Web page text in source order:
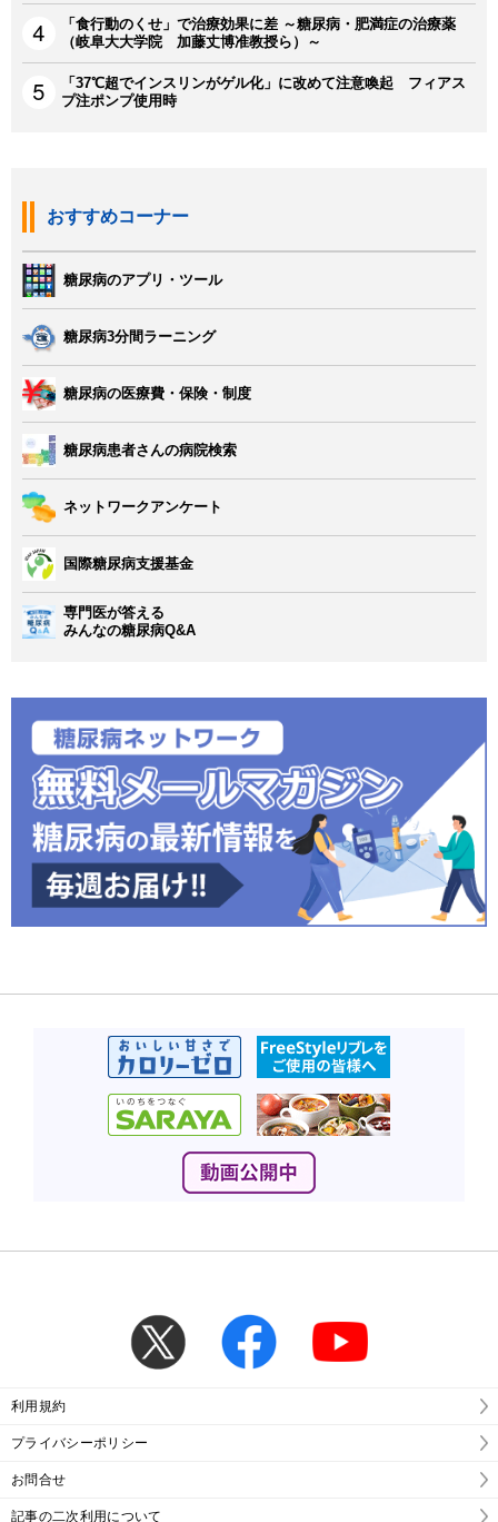
「食行動のくせ」で治療効果に差 ～糖尿病・肥満症の治療薬
（岐阜大大学院 加藤丈博准教授ら）～
「37℃超でインスリンがゲル化」に改めて注意喚起 フィアス
プ注ポンプ使用時
おすすめコーナー
糖尿病のアプリ・ツール
糖尿病3分間ラーニング
糖尿病の医療費・保険・制度
糖尿病患者さんの病院検索
ネットワークアンケート
国際糖尿病支援基金
専門医が答える
みんなの糖尿病Q&A
利用規約
プライバシーポリシー
お問合せ
記事の二次利用について